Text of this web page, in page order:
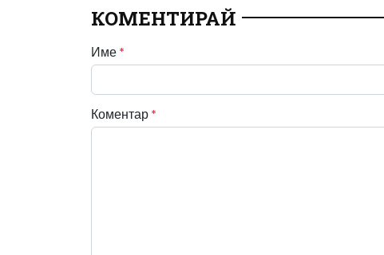
КОМЕНТИРАЙ
Име *
Коментар *